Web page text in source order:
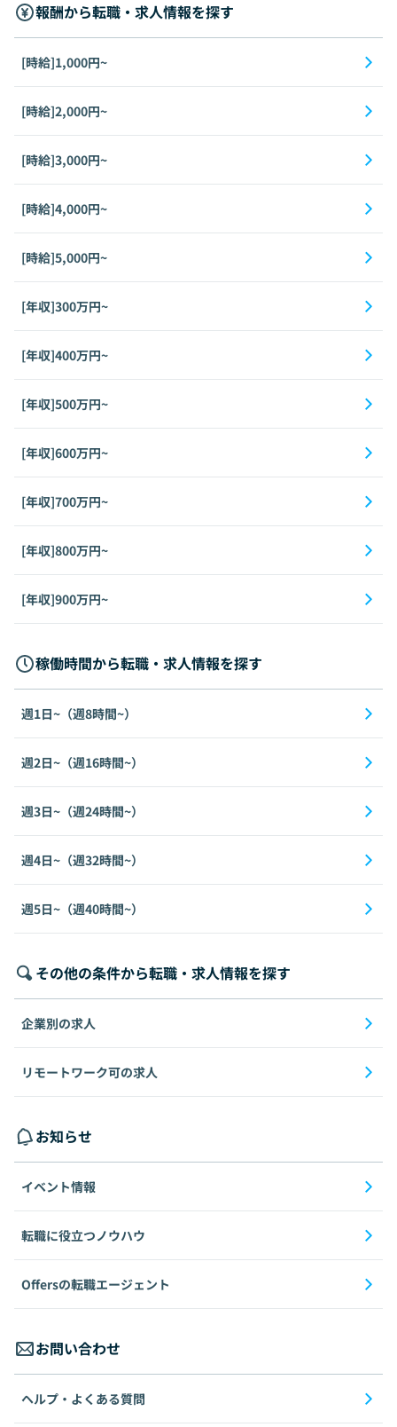
報酬から転職・求人情報を探す
[時給]1,000円~
[時給]2,000円~
[時給]3,000円~
[時給]4,000円~
[時給]5,000円~
[年収]300万円~
[年収]400万円~
[年収]500万円~
[年収]600万円~
[年収]700万円~
[年収]800万円~
[年収]900万円~
稼働時間から転職・求人情報を探す
週1日~（週8時間~）
週2日~（週16時間~）
週3日~（週24時間~）
週4日~（週32時間~）
週5日~（週40時間~）
その他の条件から転職・求人情報を探す
企業別の求人
リモートワーク可の求人
お知らせ
イベント情報
転職に役立つノウハウ
Offersの転職エージェント
お問い合わせ
ヘルプ・よくある質問